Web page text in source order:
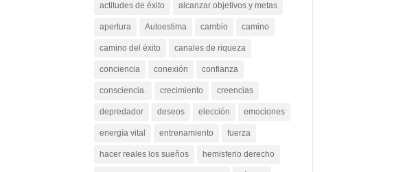
actitudes de éxito alcanzar objetivos y metas
apertura Autoestima cambio camino
camino del éxito canales de riqueza
conciencia conexión confianza
consciencia. crecimiento creencias
depredador deseos elección emociones
energía vital entrenamiento fuerza
hacer reales los sueños hemisferio derecho